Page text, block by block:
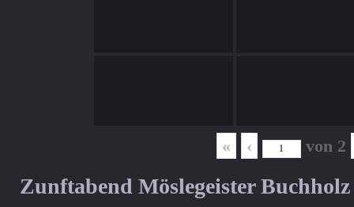
« ‹ von 2
Zunftabend Möslegeister Buchholz